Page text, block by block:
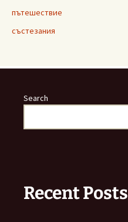
пътешествие
състезания
Search
Recent Posts